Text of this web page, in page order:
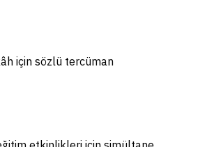
için sözlü tercüman